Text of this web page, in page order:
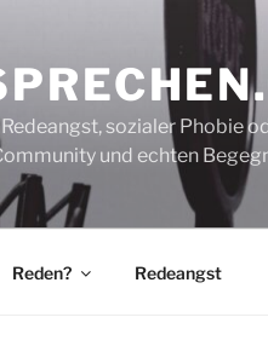
sozialer Phobie
und echten
Reden? Redeangst